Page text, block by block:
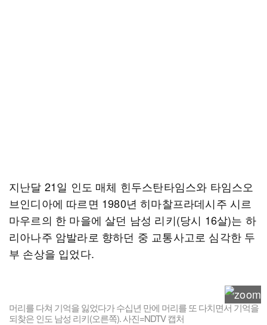
지난달 21일 인도 매체 힌두스탄타임스와 타임스오
브인디아에 따르면 1980년 히마찰프라데시주 시르
마우르의 한 마을에 살던 남성 리키(당시 16살)는 하
리아나주 암발라로 향하던 중 교통사고로 심각한 두
부 손상을 입었다.
머리를 다쳐 기억을 잃었다가 수십년 만에 머리를 또 다치면서 기억을
되찾은 인도 남성 리키(오른쪽). 사진=NDTV 캡처